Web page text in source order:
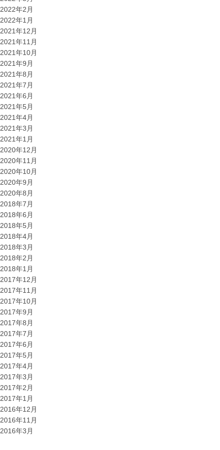
2022年2月
2022年1月
2021年12月
2021年11月
2021年10月
2021年9月
2021年8月
2021年7月
2021年6月
2021年5月
2021年4月
2021年3月
2021年1月
2020年12月
2020年11月
2020年10月
2020年9月
2020年8月
2018年7月
2018年6月
2018年5月
2018年4月
2018年3月
2018年2月
2018年1月
2017年12月
2017年11月
2017年10月
2017年9月
2017年8月
2017年7月
2017年6月
2017年5月
2017年4月
2017年3月
2017年2月
2017年1月
2016年12月
2016年11月
2016年3月